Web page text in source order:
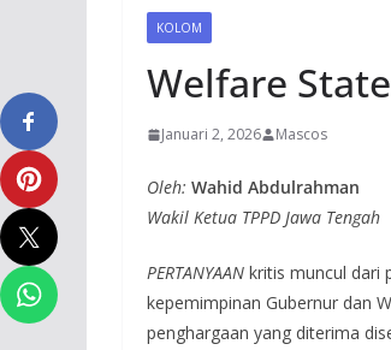
KOLOM
Welfare
Januari 2, 2026 Mascos
Oleh: Wahid Abdulrahman
Wakil Ketua TPPD Jawa Tengah
PERTANYAAN kritis muncul dari
kepemimpinan Gubernur dan
penghargaan yang diterima